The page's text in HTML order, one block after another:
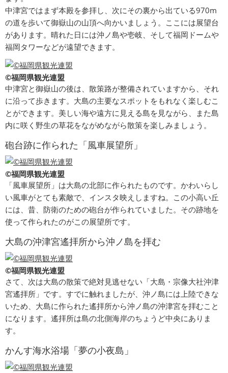
中津宮ではまず本殿を参拝し、次にその裏から出ている970m
の道を歩いて御嶽山の山頂へ向かいましょう。ここには展望台
があります。晴れた日には沖ノ島や壱岐、そして福岡ドームや
福岡タワーなどが遠望できます。
©福岡県観光連盟
中津宮と御嶽山の後は、散策路が整備されていますから、それ
に沿って歩きます。大島の主要なスポットをもれなく楽しむこ
とができます。美しい海や遠方に見える島を見ながら、また島
内に咲く野生の草花をながめながら散策を楽しみましょう。
砲台跡に作られた「風車展望所」
©福岡県観光連盟
「風車展望所」は大島の北部に作られたものです。かわいらし
い風車がとても素敵で、インスタ映えしますね。この小高い丘
には、昔、防衛のための砲台が作られていました。その跡地を
使って作られたのがこの展望所です。
大島の沖津宮遙拝所から沖ノ島を拝む
©福岡県観光連盟
さて、次は大島の散策で絶対見逃せない「大島・宗像大社沖津
宮遙拝所」です。すでに触れましたが、沖ノ島には上陸できな
いため、大島に作られた遙拝所から沖ノ島の沖津宮を拝むこと
になります。遙拝所は島の北側海岸のちょうど中央にありま
す。
かんす海水浴場「夢の小夜島」